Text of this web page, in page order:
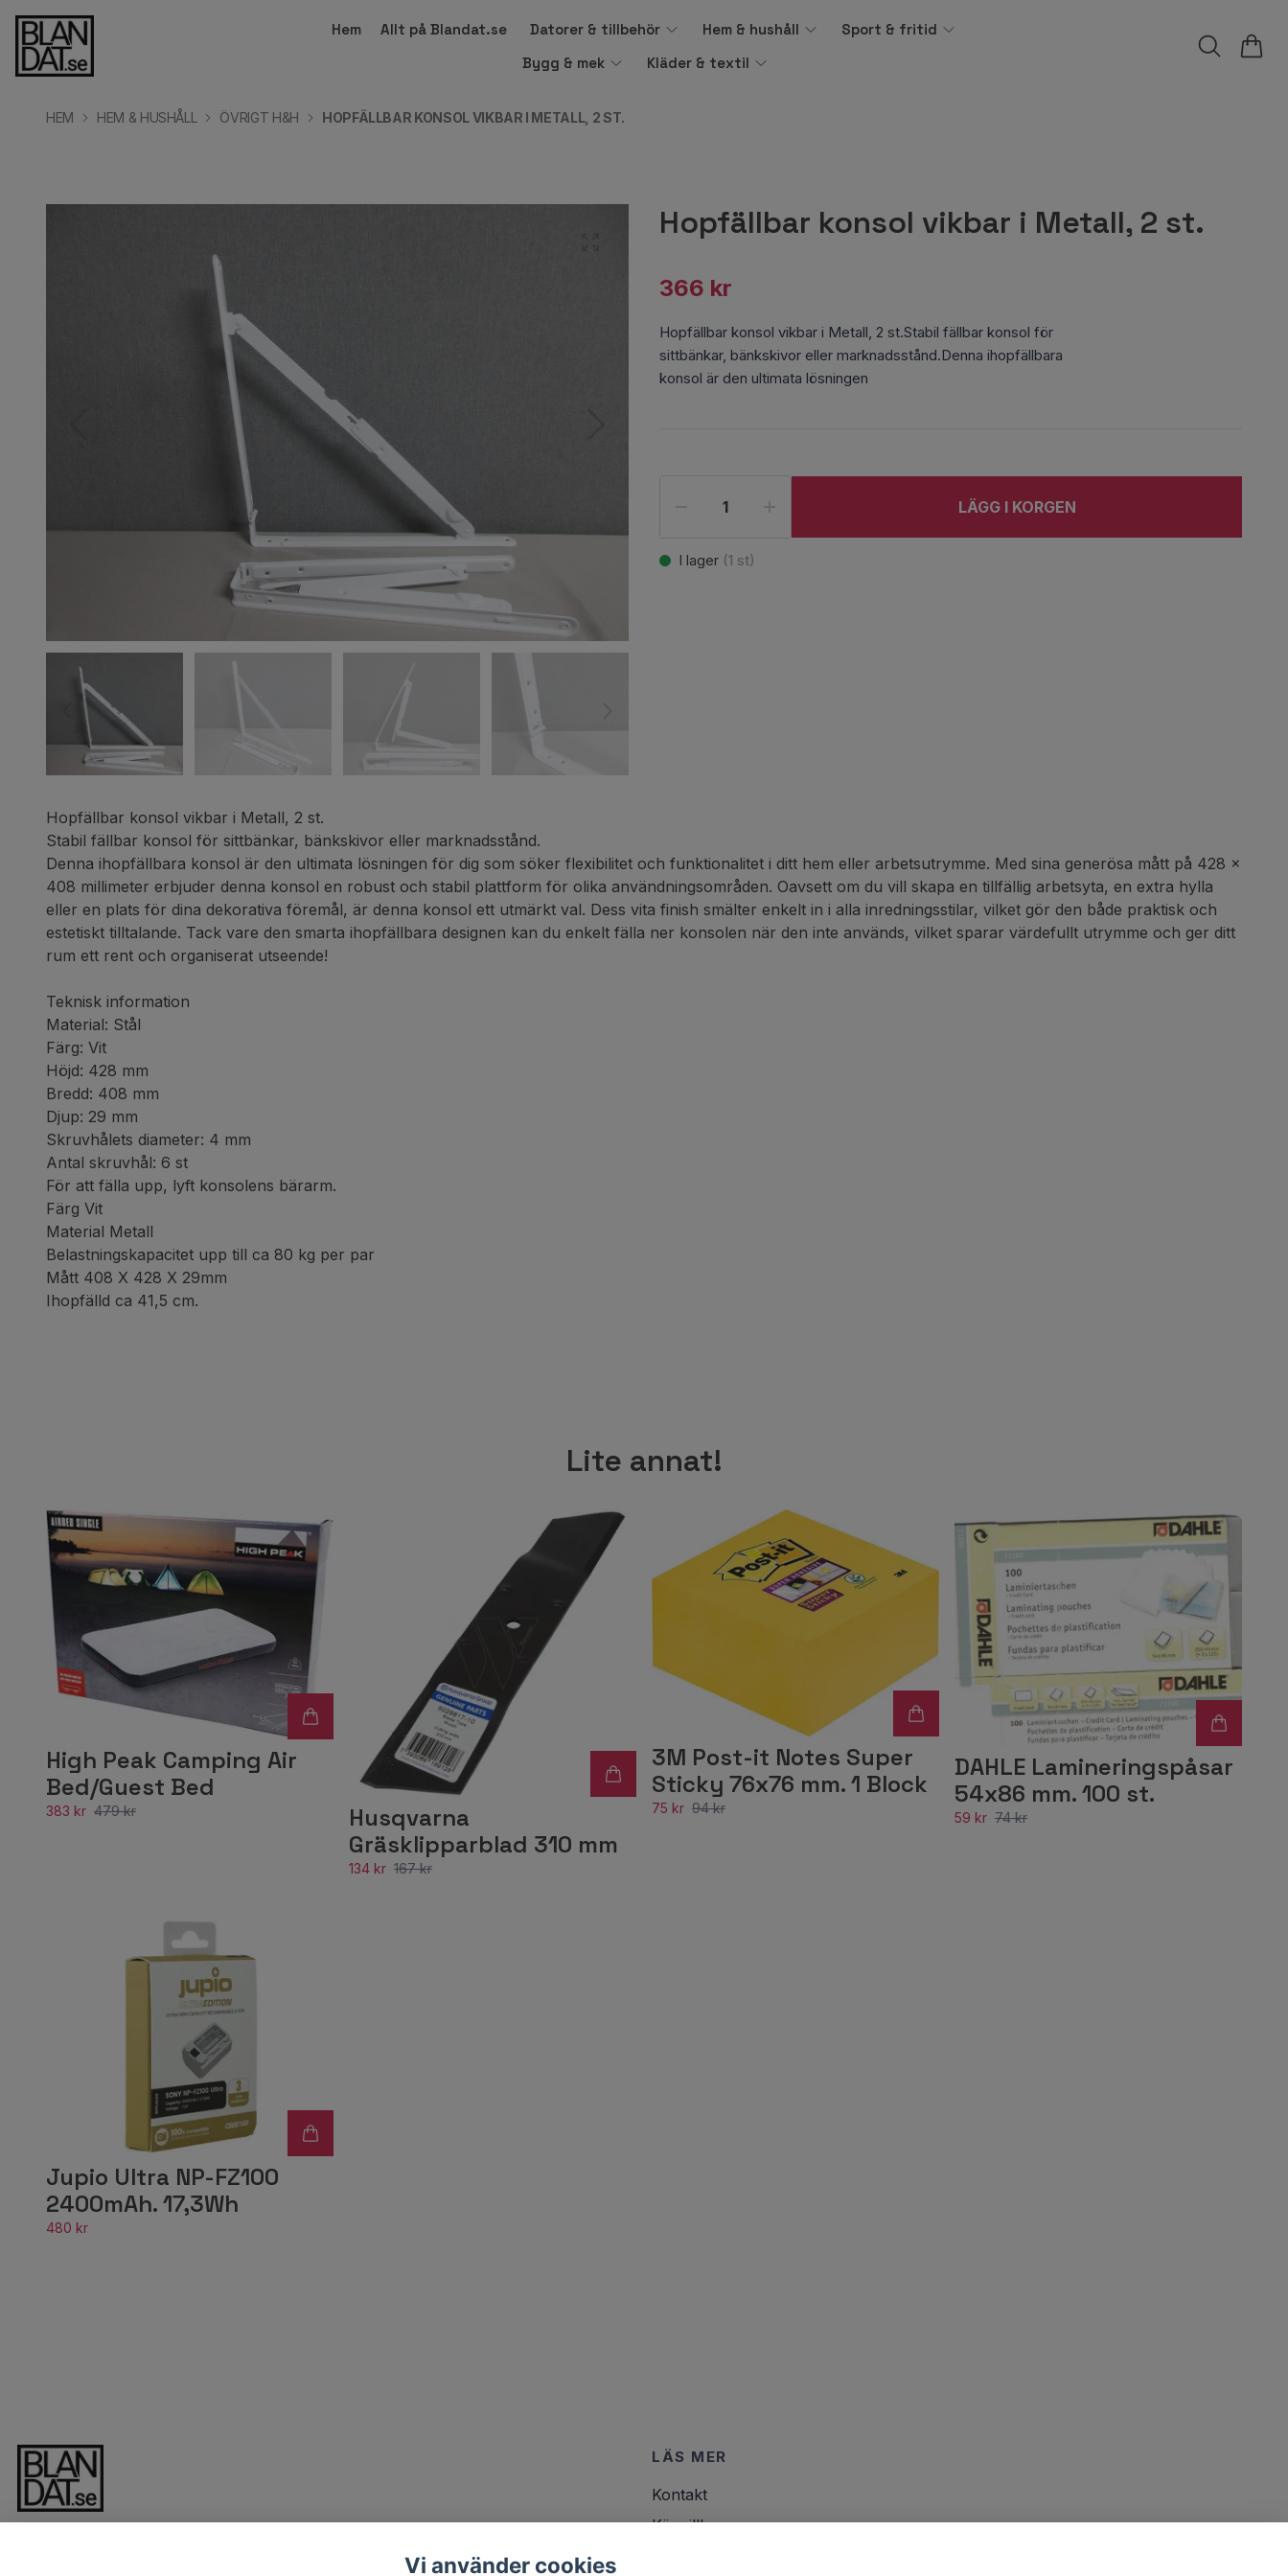
Hem Allt på Blandat.se Datorer & tillbehör Hem & hushåll
Sport & fritid
Bygg & mek
Kläder & textil
HEM HEM & HUSHÅLL ÖVRIGT H&H HOPFÄLLBAR KONSOL VIKBAR I METALL, 2 ST.
Hopfällbar konsol vikbar i Metall, 2 st.
366 kr
Hopfällbar konsol vikbar i Metall, 2 st.Stabil fällbar konsol för
sittbänkar, bänkskivor eller marknadsstånd.Denna ihopfällbara
konsol är den ultimata lösningen
LÄGG I KORGEN
I lager (1 st)
Hopfällbar konsol vikbar i Metall, 2 st.
Stabil fällbar konsol för sittbänkar, bänkskivor eller marknadsstånd.
Denna ihopfällbara konsol är den ultimata lösningen för dig som söker flexibilitet och funktionalitet i ditt hem eller arbetsutrymme. Med sina generösa mått på 428 x
408 millimeter erbjuder denna konsol en robust och stabil plattform för olika användningsområden. Oavsett om du vill skapa en tillfällig arbetsyta, en extra hylla
eller en plats för dina dekorativa föremål, är denna konsol ett utmärkt val. Dess vita finish smälter enkelt in i alla inredningsstilar, vilket gör den både praktisk och
estetiskt tilltalande. Tack vare den smarta ihopfällbara designen kan du enkelt fälla ner konsolen när den inte används, vilket sparar värdefullt utrymme och ger ditt
rum ett rent och organiserat utseende!
Teknisk information
Material: Stål
Färg: Vit
Höjd: 428 mm
Bredd: 408 mm
Djup: 29 mm
Skruvhålets diameter: 4 mm
Antal skruvhål: 6 st
För att fälla upp, lyft konsolens bärarm.
Färg Vit
Material Metall
Belastningskapacitet upp till ca 80 kg per par
Mått 408 X 428 X 29mm
Ihopfälld ca 41,5 cm.
Lite annat!
High Peak Camping Air
Bed/Guest Bed
383 kr 479 kr
Husqvarna
Gräsklipparblad 310 mm
134 kr 167 kr
3M Post-it Notes Super
Sticky 76x76 mm. 1 Block
75 kr 94 kr
DAHLE Lamineringspåsar
54x86 mm. 100 st.
59 kr 74 kr
Jupio Ultra NP-FZ100
2400mAh. 17,3Wh
480 kr
LÄS MER
Kontakt
Köpvillkor
Vi använder cookies